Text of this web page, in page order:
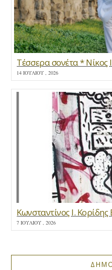
Τέσσερα σονέτα * Νίκος
14 ΙΟΥΛΊΟΥ , 2026
Κωνσταντίνος Ι.
7 ΙΟΥΛΊΟΥ , 2026